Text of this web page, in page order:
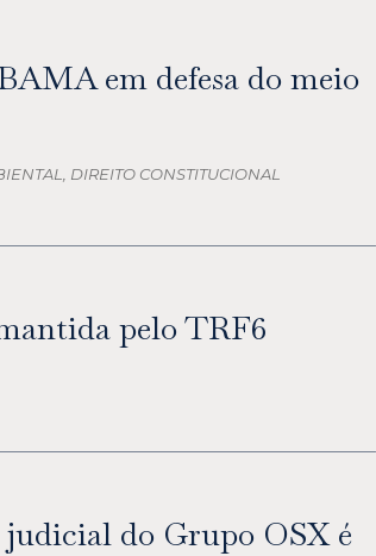
em defesa do meio
DIREITO CONSTITUCIONAL
pelo TRF6
judicial do Grupo OSX é